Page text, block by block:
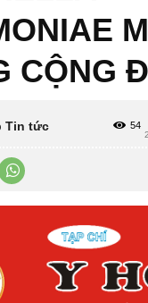
CỘNG
Tin tức 54